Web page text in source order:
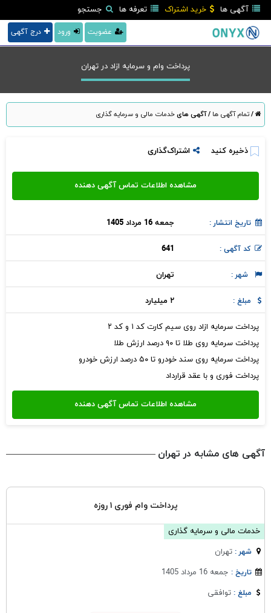
آگهی ها خرید اشتراک تعرفه ها جستجو
درج آگهی ورود عضویت
پرداخت وام و سرمایه ازاد در تهران
/تمام آگهی ها /آگهی هایخدمات مالی و سرمایه گذاری
ذخیره کنید اشتراک‌گذاری
تاریخ انتشار : جمعه 16 مرداد 1405
کد آگهی : 641
شهر : تهران
مبلغ : ۲ میلیارد
پرداخت سرمایه ازاد روی سیم کارت کد ۱ و کد ۲
پرداخت سرمایه روی طلا تا ۹۰ درصد ارزش طلا
پرداخت سرمایه روی سند خودرو تا ۵۰ درصد ارزش خودرو
پرداخت فوری و با عقد قرارداد
آگهی های مشابه در تهران
پرداخت وام فوری ۱ روزه
خدمات مالی و سرمایه گذاری
شهر :تهران
تاریخ : جمعه 16 مرداد 1405
مبلغ :توافقی